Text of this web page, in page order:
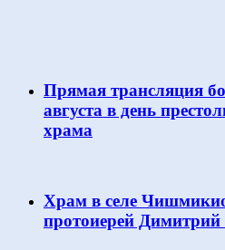
Прямая трансляция
августа в день
храма
Храм в селе
протоиерей